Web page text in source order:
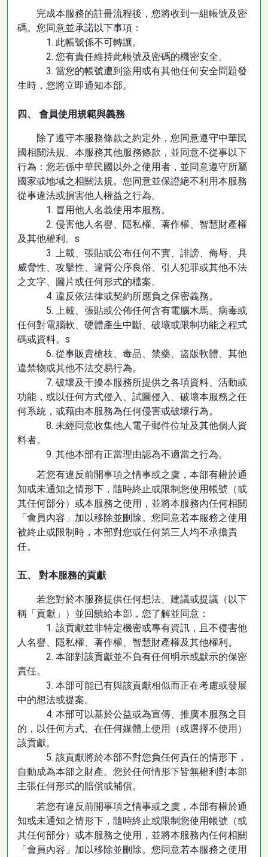
完成本服務的註冊流程後，您將收到一組帳號及密
碼。您同意並承諾以下事項：
1. 此帳號係不可轉讓。
2. 您有責任維持此帳號及密碼的機密安全。
3. 當您的帳號遭到盜用或有其他任何安全問題發
生時，您將立即通知本部。
四、 會員使用規範與義務
除了遵守本服務條款之約定外，您同意遵守中華民
國相關法規、本服務其他服務條款，並同意不從事以下
行為：您若係中華民國以外之使用者，並同意遵守所屬
國家或地域之相關法規。您同意並保證絕不利用本服務
從事違法或損害他人權益之行為。
1. 冒用他人名義使用本服務。
2. 侵害他人名譽、隱私權、著作權、智慧財產權
及其他權利。s
3. 上載、張貼或公布任何不實、誹謗、侮辱、具
威脅性、攻擊性、違背公序良俗、引人犯罪或其他不法
之文字、圖片或任何形式的檔案。
4. 違反依法律或契約所應負之保密義務。
5. 上載、張貼或公佈任何含有電腦木馬、病毒或
任何對電腦軟、硬體產生中斷、破壞或限制功能之程式
碼或資料。s
6. 從事販賣槍枝、毒品、禁藥、盜版軟體、其他
違禁物或其他不法交易行為。
7. 破壞及干擾本服務所提供之各項資料、活動或
功能，或以任何方式侵入、試圖侵入、破壞本服務之任
何系統，或藉由本服務為任何侵害或破壞行為。
8. 未經同意收集他人電子郵件位址及其他個人資
料者。
9. 其他本部有正當理由認為不適當之行為。
若您有違反前開事項之情事或之虞，本部有權於通
知或未通知之情形下，隨時終止或限制您使用帳號（或
其任何部分）或本服務之使用，並將本服務內任何相關
「會員內容」加以移除並刪除。您同意若本服務之使用
被終止或限制時，本部對您或任何第三人均不承擔責
任。
五、 對本服務的貢獻
若您對於本服務提供任何想法、建議或提議（以下
稱「貢獻」）並回饋給本部，您了解並同意：
1. 該貢獻並非特定機密或專有資訊，且不侵害他
人名譽、隱私權、著作權、智慧財產權及其他權利。
2. 本部對該貢獻並不負有任何明示或默示的保密
責任。
3. 本部可能已有與該貢獻相似而正在考慮或發展
中的想法或提案。
4. 本部可以基於公益或為宣傳、推廣本服務之目
的，以任何方式、在任何媒體上使用（或選擇不使用）
該貢獻。
5. 該貢獻將於本部不對您負任何責任的情形下，
自動成為本部之財產。您於任何情形下皆無權利對本部
主張任何形式的賠償或補償。
若您有違反前開事項之情事或之虞，本部有權於通
知或未通知之情形下，隨時終止或限制您使用帳號（或
其任何部分）或本服務之使用，並將本服務內任何相關
「會員內容」加以移除並刪除。您同意若本服務之使用